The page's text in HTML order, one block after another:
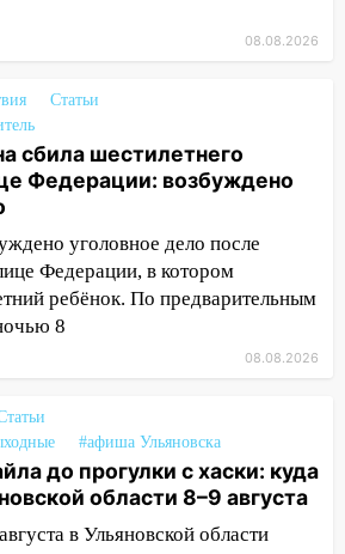
дерево с корнем
Созидателей
продолжает бить по
Ульяновске трамвай
деревья перекрыли
фото
в Ульяновске не
сильные ливни
района похитил у
тысячу рублей
светофор на
в Ульяновске
08.08.2026
Статьи
сбила шестилетнего
Федерации: возбуждено
уголовное дело после
Федерации, в котором
ребёнок. По предварительным
8
08.08.2026
#афиша Ульяновска
до прогулки с хаски: куда
области 8–9 августа
в Ульяновской области